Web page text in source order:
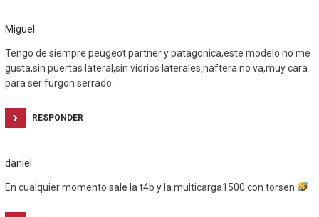
Miguel
Tengo de siempre peugeot partner y patagonica,este modelo no me
gusta,sin puertas lateral,sin vidrios laterales,naftera no va,muy cara
para ser furgon serrado.
RESPONDER
daniel
En cualquier momento sale la t4b y la multicarga1500 con torsen